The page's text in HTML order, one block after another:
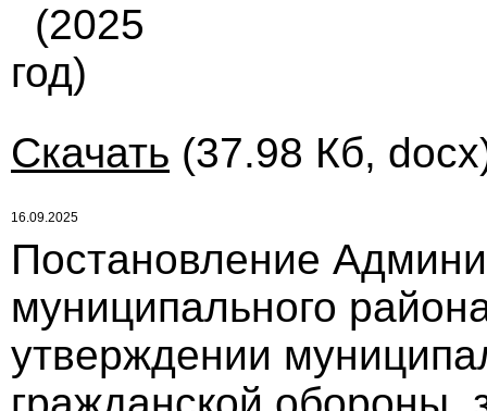
(2025
год)
Скачать (37.98 Кб,
16.09.2025
Постановление
муниципального
утверждении